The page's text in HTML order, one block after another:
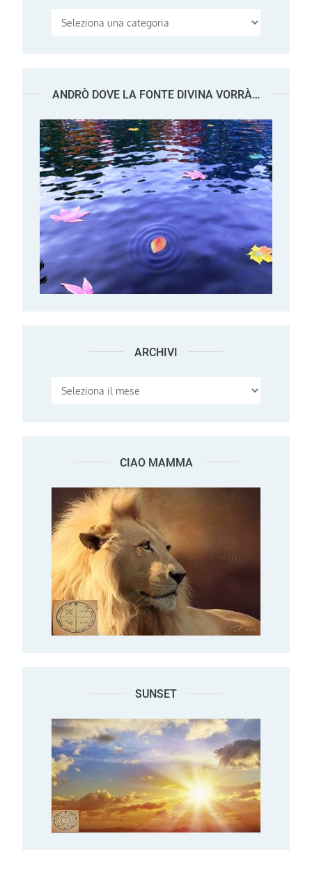
Categorie
ANDRÒ DOVE LA FONTE DIVINA VORRÀ…
ARCHIVI Archivi
CIAO MAMMA
SUNSET